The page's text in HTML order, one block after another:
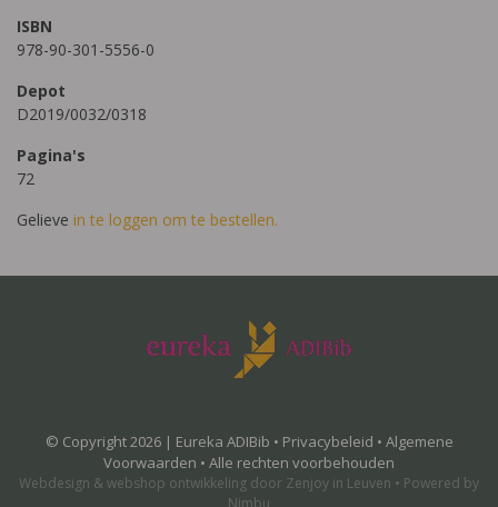
ISBN
978-90-301-5556-0
Depot
D2019/0032/0318
Pagina's
72
Gelieve in te loggen om te bestellen.
© Copyright 2026 | Eureka ADIBib • Privacybeleid • Algemene
Voorwaarden • Alle rechten voorbehouden
Webdesign & webshop ontwikkeling door Zenjoy in Leuven • Powered by
Nimbu